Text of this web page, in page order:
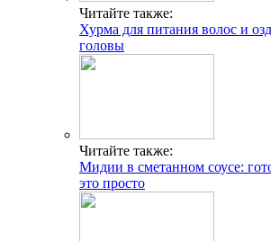
Читайте также:
Хурма для питания волос и
головы
Читайте также:
Мидии в сметанном соусе:
это просто